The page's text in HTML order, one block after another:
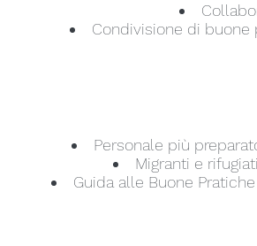
Condivisione di
Personale più
Migranti e
Guida alle Buone